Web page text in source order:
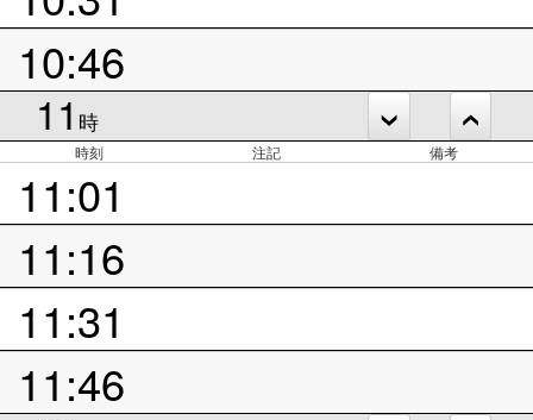
10:46
11 時
時刻 注記 備考
11:01
11:16
11:31
11:46